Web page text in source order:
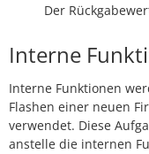
Der
Interne
Interne Funktionen
Flashen einer neuen
verwendet. Diese
anstelle die internen